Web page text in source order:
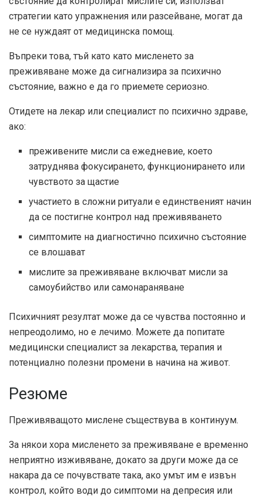
стратегии като упражнения или разсейване, могат да
не се нуждаят от медицинска помощ.
Въпреки това, тъй като като мисленето за
преживяване може да сигнализира за психично
състояние, важно е да го приемете сериозно.
Отидете на лекар или специалист по психично здраве,
ако:
преживените мисли са ежедневие, което
затруднява фокусирането, функционирането или
чувството за щастие
участието в сложни ритуали е единственият начин
да се постигне контрол над преживяването
симптомите на диагностично психично състояние
се влошават
мислите за преживяване включват мисли за
самоубийство или самонараняване
Психичният резултат може да се чувства постоянно и
непреодолимо, но е лечимо. Можете да попитате
медицински специалист за лекарства, терапия и
потенциално полезни промени в начина на живот.
Резюме
Преживяващото мислене съществува в континуум.
За някои хора мисленето за преживяване е временно
неприятно изживяване, докато за други може да се
накара да се почувствате така, ако умът им е извън
контрол, който води до симптоми на депресия или